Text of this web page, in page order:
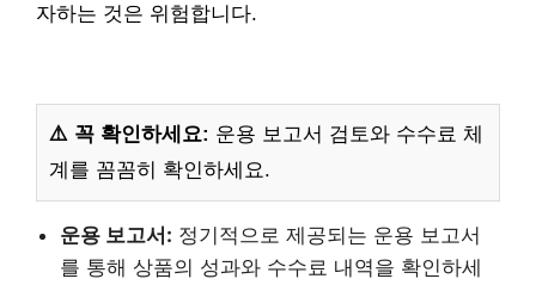
자하는 것은 위험합니다.
⚠️ 꼭 확인하세요: 운용 보고서 검토와 수수료 체
계를 꼼꼼히 확인하세요.
운용 보고서: 정기적으로 제공되는 운용 보고서
를 통해 상품의 성과와 수수료 내역을 확인하세